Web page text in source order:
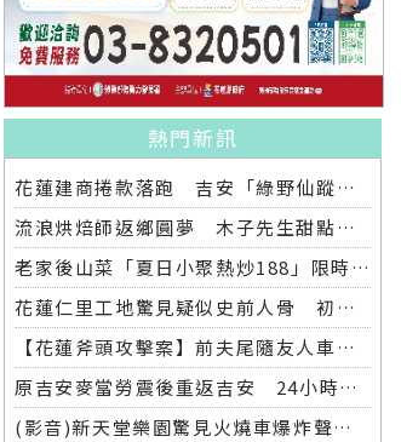
熱門新訊
花蓮建商捲款落跑 吉安「綠野仙蹤」整棟2.6億將法拍
流浪烘焙師返鄉圓夢 木子先生甜點工作坊吉安正式開幕
老家後山菜「夏日小聚熱炒188」限時開桌，只在太 昌店獨家登場
花蓮仁里工地驚見疑似史前人骨 初判無刑事成分引發關注
【花蓮斧頭攻擊案】前夫尾隨友人車返家 潛入斧砍前妻 遭警方逮捕移送
原吉安麥當勞震後重返吉安 24小時營運7月28日盛大開幕
(影音)新天堂樂園驚見火燒車爆炸聲連連 警消撲滅後竟現焦屍